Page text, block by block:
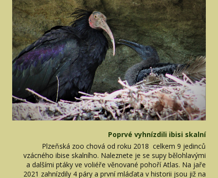
Poprvé vyhnízdili ibisi skalní
Plzeňská zoo chová od roku 2018 celkem 9 jedinců
vzácného ibise skalního. Naleznete je se supy bělohlavými
a dalšími ptáky ve voliéře věnované pohoří Atlas. Na jaře
2021 zahnízdily 4 páry a první mláďata v historii jsou již na